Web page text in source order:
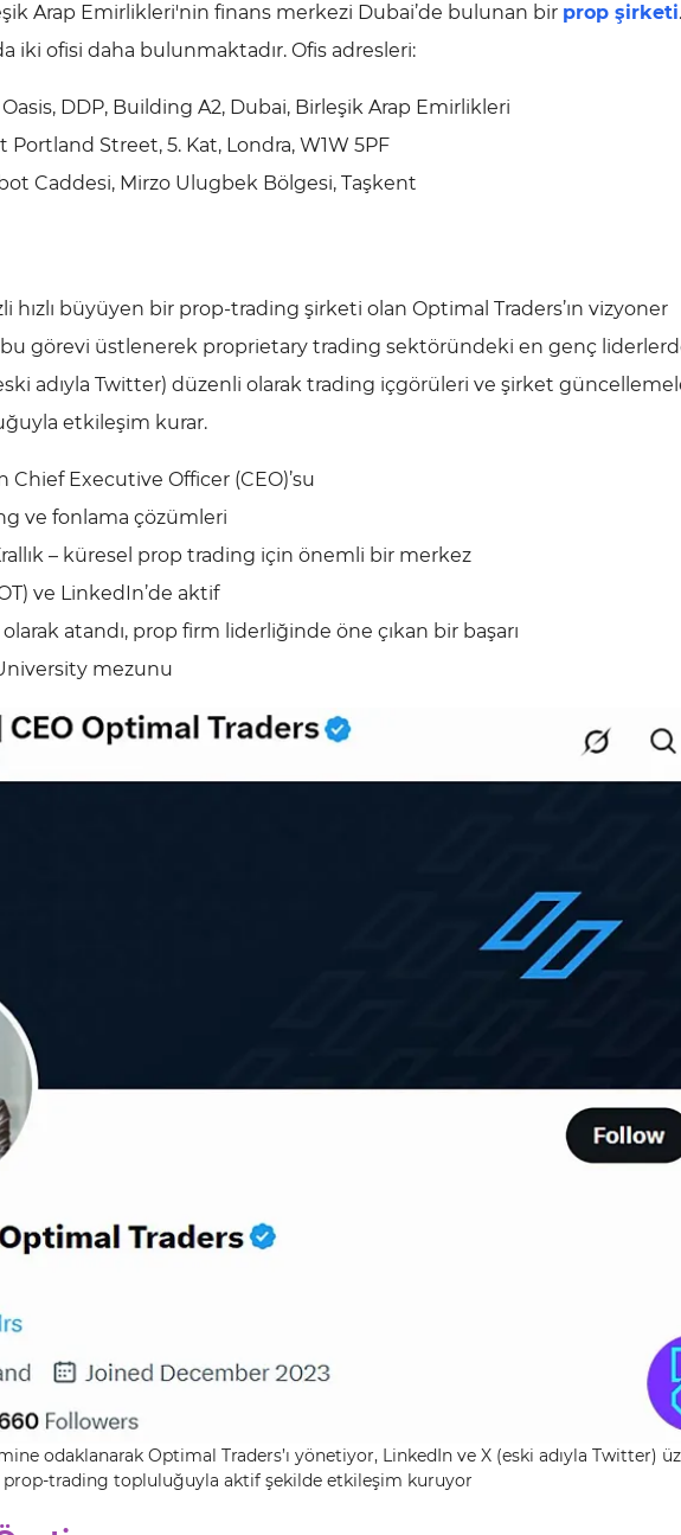
Arap Emirlikleri'nin finans merkezi Dubai’de bulunan bir prop şirketi
iki ofisi daha bulunmaktadır. Ofis adresleri:
DDP, Building A2, Dubai, Birleşik Arap Emirlikleri
Portland Street, 5. Kat, Londra, W1W 5PF
Caddesi, Mirzo Ulugbek Bölgesi, Taşkent
hızlı büyüyen bir prop-trading şirketi olan Optimal Traders’ın vizyoner
bu görevi üstlenerek proprietary trading sektöründeki en genç
adıyla Twitter) düzenli olarak trading içgörüleri ve şirket
etkileşim kurar.
Chief Executive Officer (CEO)’su
ve fonlama çözümleri
– küresel prop trading için önemli bir merkez
ve LinkedIn’de aktif
olarak atandı, prop firm liderliğinde öne çıkan bir başarı
mezunu
odaklanarak Optimal Traders’ı yönetiyor, LinkedIn ve X (eski adıyla Twitter)
prop-trading topluluğuyla aktif şekilde etkileşim kuruyor